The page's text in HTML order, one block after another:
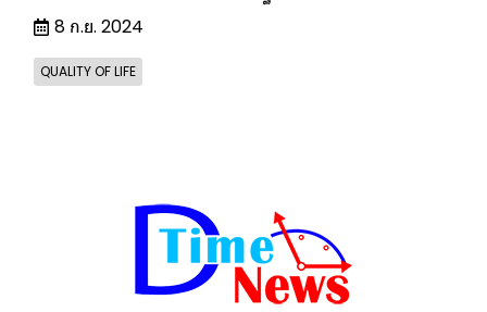
8 ก.ย. 2024
QUALITY OF LIFE